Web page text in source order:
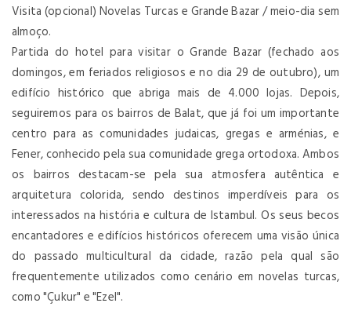
Visita (opcional) Novelas Turcas e Grande Bazar / meio-dia sem
almoço.
Partida do hotel para visitar o Grande Bazar (fechado aos
domingos, em feriados religiosos e no dia 29 de outubro), um
edifício histórico que abriga mais de 4.000 lojas. Depois,
seguiremos para os bairros de Balat, que já foi um importante
centro para as comunidades judaicas, gregas e arménias, e
Fener, conhecido pela sua comunidade grega ortodoxa. Ambos
os bairros destacam-se pela sua atmosfera autêntica e
arquitetura colorida, sendo destinos imperdíveis para os
interessados na história e cultura de Istambul. Os seus becos
encantadores e edifícios históricos oferecem uma visão única
do passado multicultural da cidade, razão pela qual são
frequentemente utilizados como cenário em novelas turcas,
como "Çukur" e "Ezel".